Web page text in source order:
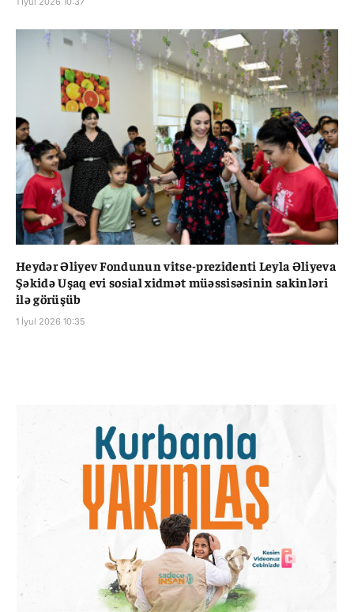
Heydər Əliyev Fondunun vitse-prezidenti Leyla Əliyeva
Şəkidə Uşaq evi sosial xidmət müəssisəsinin sakinləri
ilə görüşüb
1 İyul 2026 10:35